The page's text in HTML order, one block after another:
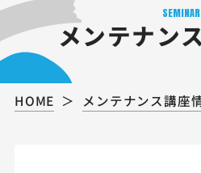
SEMINAR
メンテナン
HOME メンテナンス講座